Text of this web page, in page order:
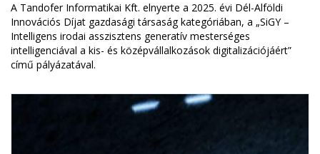
A Tandofer Informatikai Kft. elnyerte a 2025. évi Dél-Alföldi
Innovációs Díjat gazdasági társaság kategóriában, a „SiGY –
Intelligens irodai asszisztens generatív mesterséges
intelligenciával a kis- és középvállalkozások digitalizációjáért”
című pályázatával.